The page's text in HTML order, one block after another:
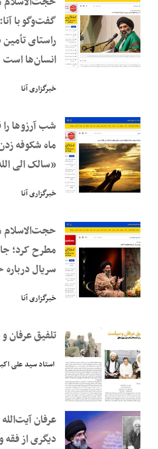
گفت‌وگو با آنا: مواهب بعثت در
راستای تأمین دین ‌‌و دنیای
انسان‌ها است
شب آرزوها را قدر بدانید/ رجب؛
ماه شکوفه زدن و زیبایی‌های
«سالک الی الله» است
خبرگزاری آنا
حجت‌الاسلام موسوی مطلق
مطرح کرد؛ جای خالی چند فیلم و
سریال درباره حماسه ۹ دی
خبرگزاری آنا
تلفیق عرفان و سیاست
استاد سید علی اکبر پرورش
عرفان آیت‌الله شاه‌آبادی روح
دیگری از فقه و ظلم‌ستیز بود